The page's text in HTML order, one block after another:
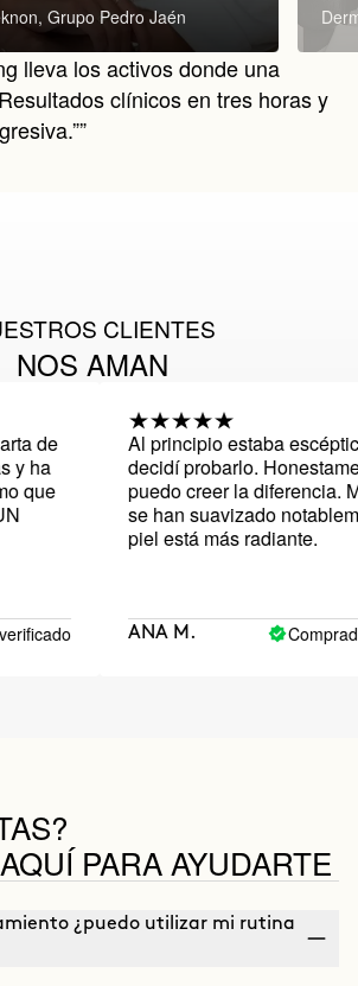
Grupo Pedro Jaén
lleva los activos donde una
clínicos en tres horas y
CLIENTES
NOS AMAN
Al principio estaba escéptica,
decidí probarlo. Honestamente,
puedo creer la diferencia. Mis
se han suavizado notablemente
piel está más radiante.
ANA M. Comprador
PARA AYUDARTE
¿puedo utilizar mi rutina